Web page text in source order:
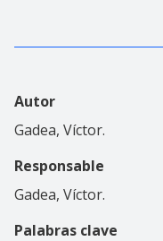
Autor
Gadea, Víctor.
Responsable
Gadea, Víctor.
Palabras clave